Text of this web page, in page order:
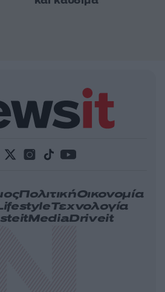
ΠολιτικήΟικονομία
Τεχνολογία
MediaDriveit